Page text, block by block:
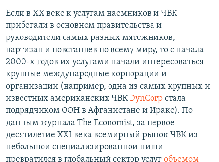
Если в ХХ веке к услугам наемников и ЧВК
прибегали в основном правительства и
руководители самых разных мятежников,
партизан и повстанцев по всему миру, то с начала
2000-х годов их услугами начали интересоваться
крупные международные корпорации и
организации (например, одна из самых крупных и
известных американских ЧВКDynCorp стала
подрядчиком ООН в Афганистане и Ираке). По
данным журнала The Economist, за первое
десятилетие XXI века всемирный рынок ЧВК из
небольшой специализированной ниши
превратился в глобальный сектор услуг объемом